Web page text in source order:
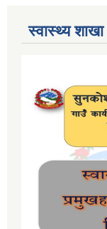
स्वास्थ्य